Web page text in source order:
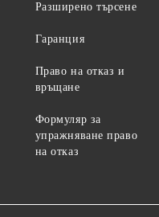
Разширено търсене
Гаранция
Право на отказ и
връщане
Формуляр за
упражняване право
на отказ